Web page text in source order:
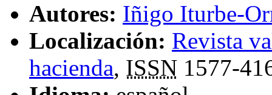
Autores: Iñigo Iturbe-
Localización: Revista
hacienda, ISSN 1577-